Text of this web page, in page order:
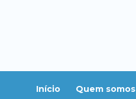
Início Quem somos